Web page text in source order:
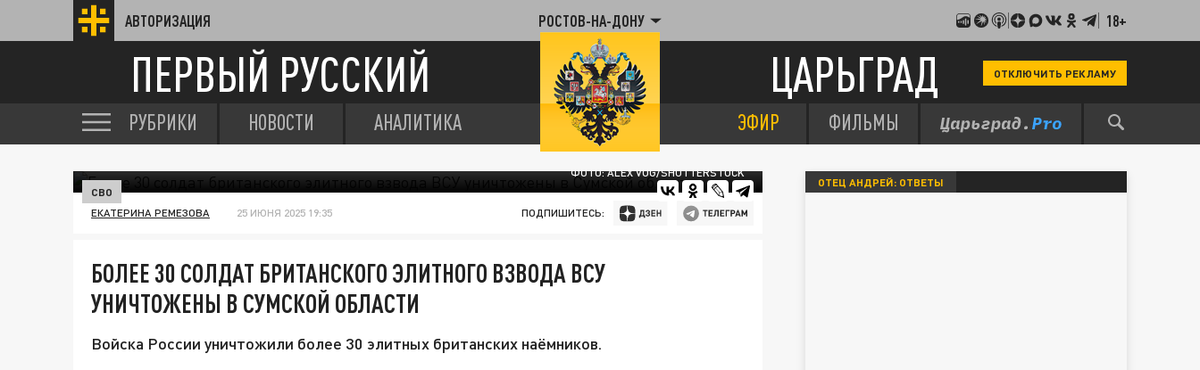
АВТОРИЗАЦИЯ РОСТОВ-НА-ДОНУ 18+
ПЕРВЫЙ РУССКИЙ ЦАРЬГРАД ОТКЛЮЧИТЬ РЕКЛАМУ
РУБРИКИ НОВОСТИ АНАЛИТИКА ЭФИР ФИЛЬМЫ
ФОТО: ALEX VOG/SHUTTERSTOCK
СВО
ЕКАТЕРИНА РЕМЕЗОВА 25 ИЮНЯ 2025 19:35 ПОДПИШИТЕСЬ:
БОЛЕЕ 30 СОЛДАТ БРИТАНСКОГО ЭЛИТНОГО ВЗВОДА ВСУ
УНИЧТОЖЕНЫ В СУМСКОЙ ОБЛАСТИ
Войска России уничтожили более 30 элитных британских наёмников.
ОТЕЦ АНДРЕЙ: ОТВЕТЫ